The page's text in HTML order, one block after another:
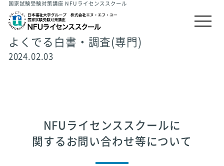
国家試験受験対策講座 NFUライセンススクール
よくでる白書・調査(専門)
2024.02.03
NFUライセンススクールに
関するお問い合わせ等について